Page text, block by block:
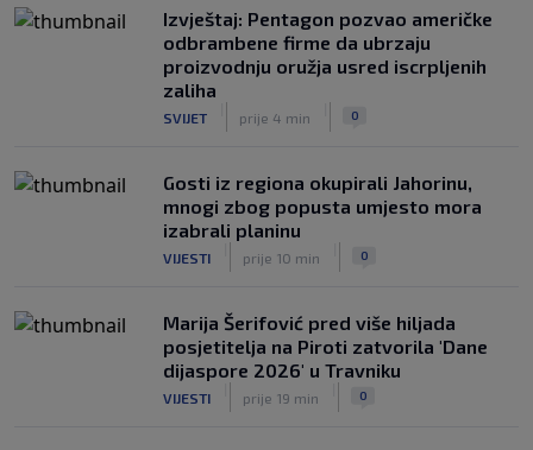
nasrnuo na gostujuće fudbalere
(VIDEO)
NOGOMET
|
8. aug.
| 0
Izvještaj: Pentagon pozvao američke
odbrambene firme da ubrzaju
proizvodnju oružja usred iscrpljenih
zaliha
SVIJET prije 4 min 0
Gosti iz regiona okupirali Jahorinu,
mnogi zbog popusta umjesto mora
izabrali planinu
VIJESTI prije 10 min 0
Marija Šerifović pred više hiljada
posjetitelja na Piroti zatvorila 'Dane
dijaspore 2026' u Travniku
VIJESTI prije 19 min 0